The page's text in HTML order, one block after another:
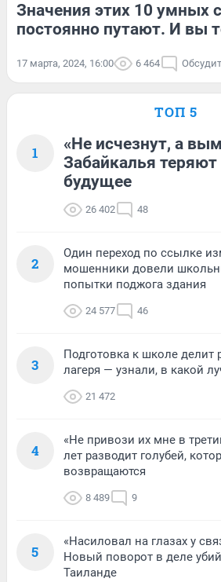
Значения этих 10 умных
постоянно путают. И вы
17 марта, 2024, 16:00 6 464
ТОП 5
1
«Не исчезнут, а
Забайкалья
будущее
26 402 48
2
Один переход по ссылке
мошенники довели
попытки поджога здания
24 577 46
3
Подготовка к школе делит
лагеря — узнали, в какой
21 472
4
«Не привози их мне в
лет разводит голубей,
возвращаются
8 489 9
5
«Насиловал на глазах у
Новый поворот в деле
Таиланде